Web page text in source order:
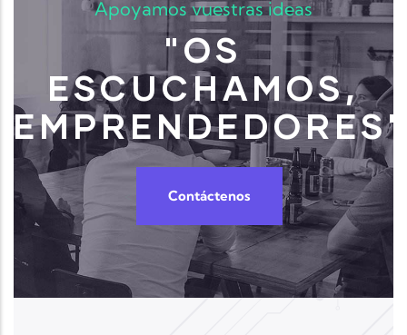
Apoyamos vuestras ideas
"OS
ESCUCHAMOS,
EMPRENDEDORES"
Contáctenos